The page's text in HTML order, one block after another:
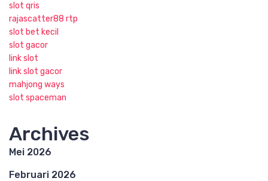
slot qris
rajascatter88 rtp
slot bet kecil
slot gacor
link slot
link slot gacor
mahjong ways
slot spaceman
Archives
Mei 2026
Februari 2026